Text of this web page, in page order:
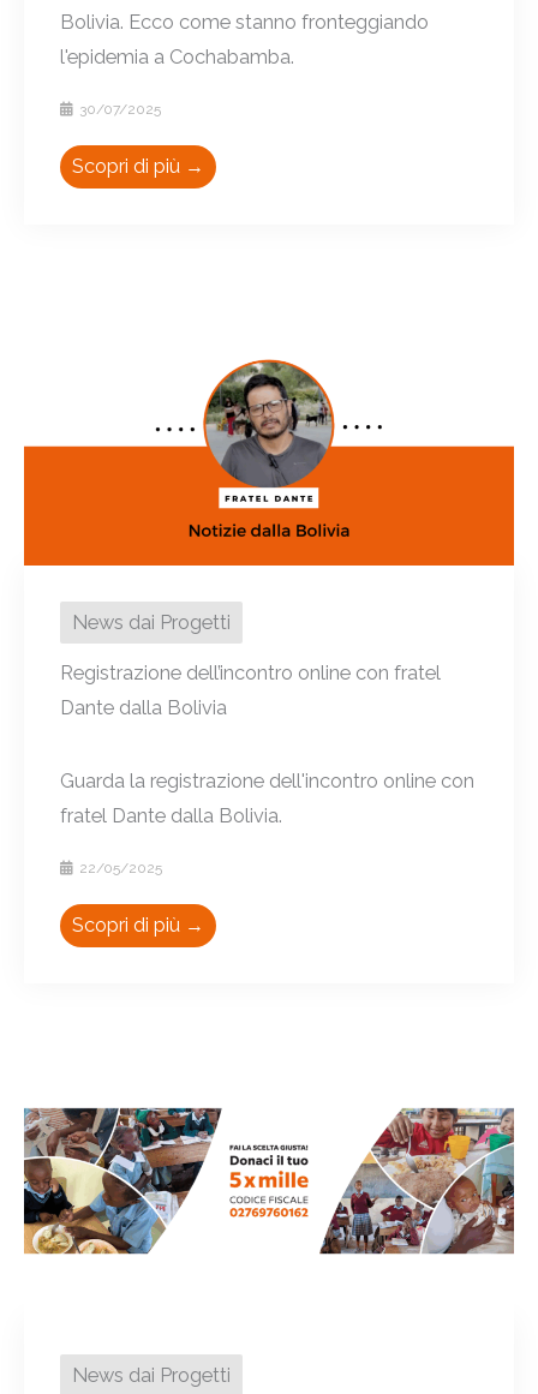
Bolivia. Ecco come stanno fronteggiando
l'epidemia a Cochabamba.
30/07/2025
Scopri di più →
News dai Progetti
Registrazione dell’incontro online con fratel
Dante dalla Bolivia
Guarda la registrazione dell'incontro online con
fratel Dante dalla Bolivia.
22/05/2025
Scopri di più →
News dai Progetti